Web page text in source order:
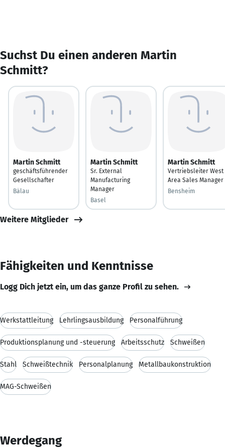
Suchst Du einen anderen Martin
Schmitt?
Martin Schmitt
geschäftsführender
Gesellschafter
Bälau
Martin Schmitt
Sr. External
Manufacturing
Manager
Basel
Martin Schmitt
Vertriebsleiter
Area Sales Manager
Bensheim
Weitere Mitglieder
Fähigkeiten und Kenntnisse
Logg Dich jetzt ein, um das ganze Profil zu sehen.
Werkstattleitung Lehrlingsausbildung Personalführung
Produktionsplanung und -steuerung Arbeitsschutz Schweißen
Stahl Schweißtechnik Personalplanung Metallbaukonstruktion
MAG-Schweißen
Werdegang